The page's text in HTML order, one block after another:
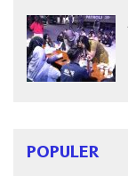
POPULER